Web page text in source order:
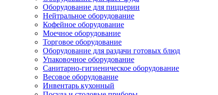
Оборудование для пиццерии
Нейтральное оборудование
Кофейное оборудование
Моечное оборудование
Торговое оборудование
Оборудование для раздачи готовых блюд
Упаковочное оборудование
Санитарно-гигиеническое оборудование
Весовое оборудование
Инвентарь кухонный